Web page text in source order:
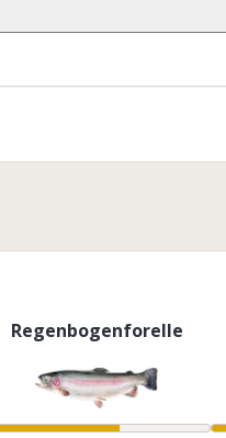
Regenbogenforelle